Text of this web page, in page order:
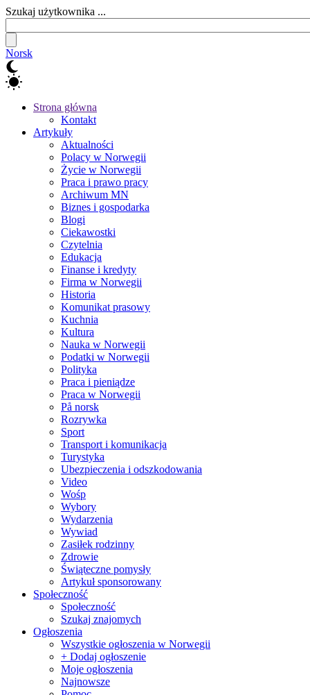
Szukaj użytkownika ...
Norsk
Strona główna
Kontakt
Artykuły
Aktualności
Polacy w Norwegii
Życie w Norwegii
Praca i prawo pracy
Archiwum MN
Biznes i gospodarka
Blogi
Ciekawostki
Czytelnia
Edukacja
Finanse i kredyty
Firma w Norwegii
Historia
Komunikat prasowy
Kuchnia
Kultura
Nauka w Norwegii
Podatki w Norwegii
Polityka
Praca i pieniądze
Praca w Norwegii
På norsk
Rozrywka
Sport
Transport i komunikacja
Turystyka
Ubezpieczenia i odszkodowania
Video
Wośp
Wybory
Wydarzenia
Wywiad
Zasiłek rodzinny
Zdrowie
Świąteczne pomysły
Artykuł sponsorowany
Społeczność
Społeczność
Szukaj znajomych
Ogłoszenia
Wszystkie ogłoszenia w Norwegii
+ Dodaj ogłoszenie
Moje ogłoszenia
Najnowsze